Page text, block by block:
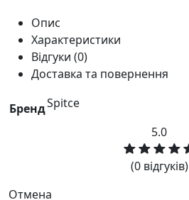
Опис
Характеристики
Відгуки (0)
Доставка та повернення
БрендSpitce
5.0
(0 відгуків)
Отмена